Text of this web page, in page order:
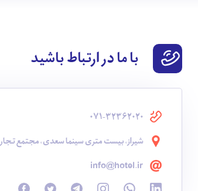
با ما در ارتباط باشید
071-32362020
شیراز، بیست متری سینما سعدی، مجتمع تجاری
info@hotel.ir